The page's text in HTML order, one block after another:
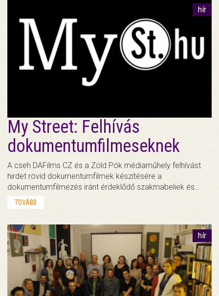
hír
My Street: Felhívás
dokumentumfilmeseknek
A cseh DAFilms CZ és a Zöld Pók médiaműhely felhívást
hirdet rövid dokumentumfilmek készítésére a
dokumentumfilmezés iránt érdeklődő szakmabeliek és…
TOVÁBB
hír